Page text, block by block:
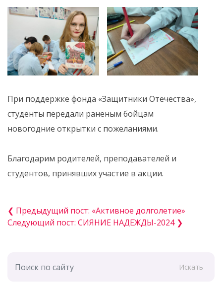
При поддержке фонда «Защитники Отечества»,
студенты передали раненым бойцам
новогодние открытки с пожеланиями.
Благодарим родителей, преподавателей и
студентов, принявших участие в акции.
❮ Предыдущий пост: «Активное долголетие»
Следующий пост: СИЯНИЕ НАДЕЖДЫ-2024 ❯
Искать